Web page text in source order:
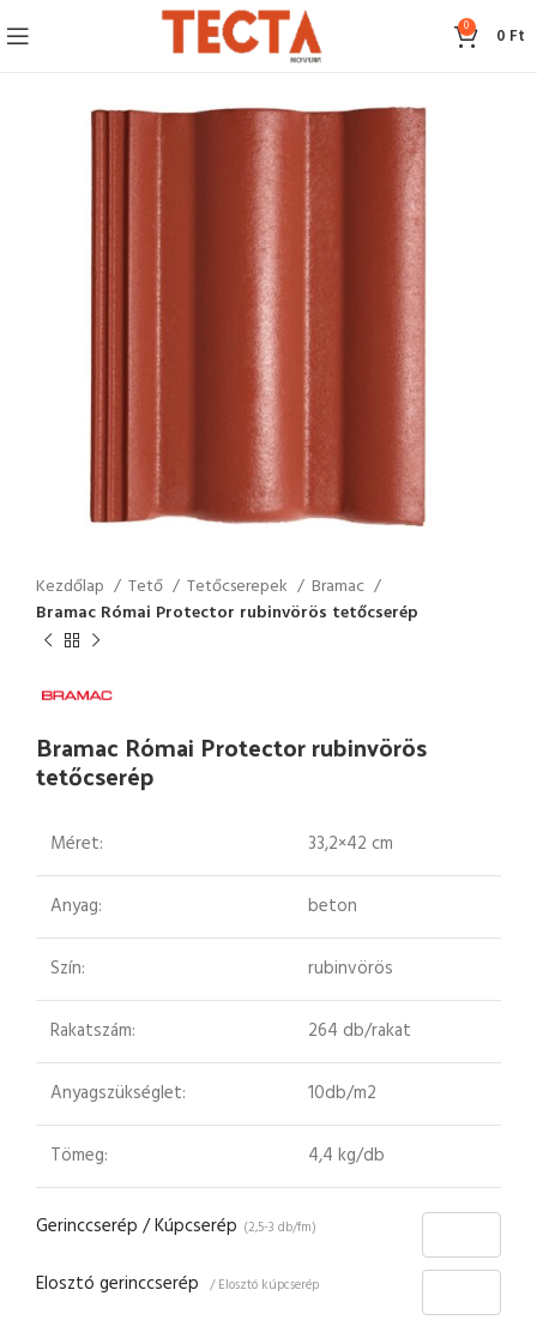
0 0 Ft
Kezdőlap Tető Tetőcserepek
Bramac
Bramac Római Protector rubinvörös tetőcserép
Bramac Római Protector rubinvörös
tetőcserép
Méret: 33,2×42 cm
Anyag: beton
Szín: rubinvörös
Rakatszám: 264 db/rakat
Anyagszükséglet: 10db/m2
Tömeg: 4,4 kg/db
Gerinccserép / Kúpcserép (2,5-3 db/fm)
Elosztó gerinccserép / Elosztó kúpcserép